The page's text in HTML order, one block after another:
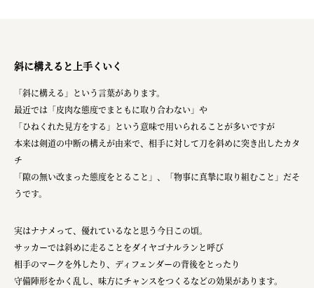
斜に構えると上手くいく
「斜に構える」という言葉があります。
最近では「皮肉な態度でまともに取り合わない」や
「ひねくれた見方をする」という意味で用いられることが多いですが
本来は剣道の中断の構えが由来で、相手に対して刀を斜めに突き出したカタ
チ
「隙の無い改まった態度をとること」、「物事に真摯に取り組むこと」だそ
うです。
実はナナメって、優れているなと思う今日この頃。
サッカーでは斜めに走ることをダイヤゴナルランと呼び
相手のマークを外したり、ディフェンダーの背後をとったり
守備陣形をかく乱し、味方にチャンスをつくるなどの効果があります。